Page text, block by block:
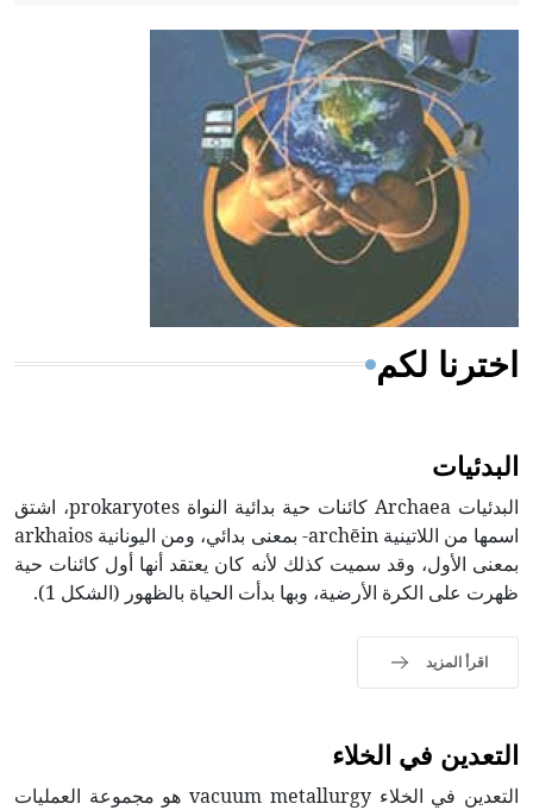
- هل تعلم أن أبقراط كتب في الطب أربعة مؤلفات هي:
الحكم، الأدلة، تنظيم التغذية، ورسالته في جروح الرأس.
ويعود له الفضل بأنه حرر الطب من الدين والفلسفة.
- هل تعلم أن المرجان إفراز حيواني يتكون في البحر ويتركب
من مادة كربونات الكلسيوم، وهو أحمر أو شديد الحمرة وهو
أجود أنواعه، ويمتاز بكبر الحجم ويسمى الش
اخترنا لكم
البدئيات
البدئيات Archaea كائنات حية بدائية النواة prokaryotes، اشتق
اسمها من اللاتينية archēin- بمعنى بدائي، ومن اليونانية arkhaios
بمعنى الأول، وقد سميت كذلك لأنه كان يعتقد أنها أول كائنات حية
ظهرت على الكرة الأرضية، وبها بدأت الحياة بالظهور (الشكل 1).
اقرأ المزيد
التعدين في الخلاء
التعدين في الخلاء vacuum metallurgy هو مجموعة العمليات